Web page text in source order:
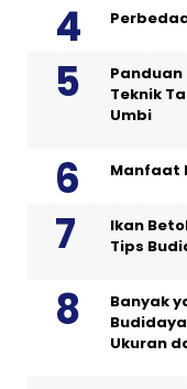
Panduan
Teknik
Umbi
Manfaat
Ikan
Tips
Banyak
Ukuran